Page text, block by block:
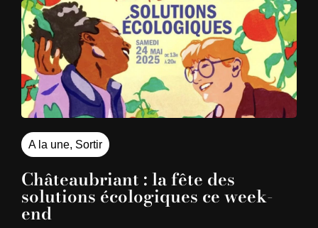
A la une, Sortir
Châteaubriant : la fête des
solutions écologiques ce week-
end